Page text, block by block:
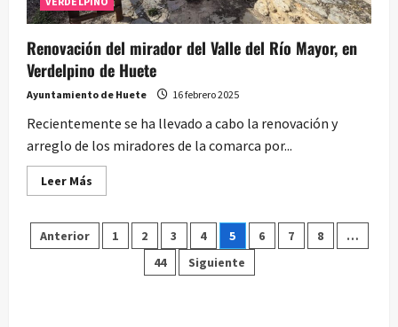
Renovación del mirador del Valle del Río Mayor, en
Verdelpino de Huete
Ayuntamiento de Huete 16 febrero 2025
Recientemente se ha llevado a cabo la renovación y
arreglo de los miradores de la comarca por...
Leer Más
más
Renovación
Paginación
Anterior 1 2 3 4 5 6 7 8
…
44
Siguiente